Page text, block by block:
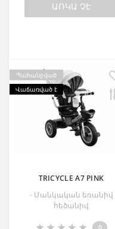
ԱՌԿԱ ՉԷ
Պահանջված
Վաճառված է
TRICYCLE A7 PINK
- Մանկական եռանիվ
հեծանիվ
0